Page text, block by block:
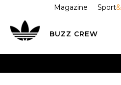
Magazine Sport&
BUZZ CREW